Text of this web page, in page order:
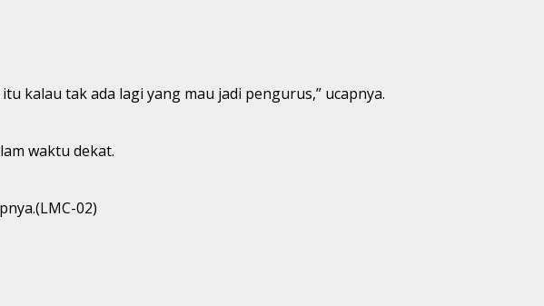
kalau tak ada lagi yang mau jadi pengurus,” ucapnya.
waktu dekat.
02)